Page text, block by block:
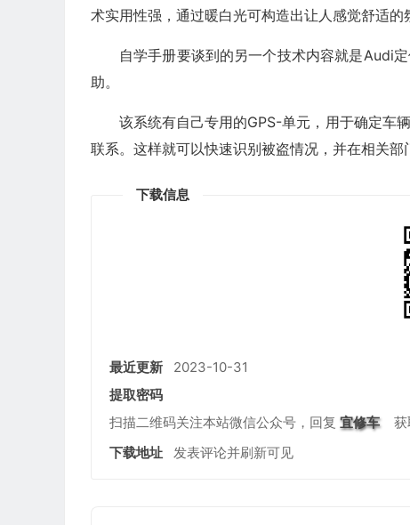
术实用性强，通过暖白光可构造出让人感觉舒适的
自学手册要谈到的另一个技术内容就是Audi
助。
该系统有自己专用的GPS-单元，用于确定车
联系。这样就可以快速识别被盗情况，并在相关部
下载信息
最近更新
2023-10-31
提取密码
扫描二维码关注本站微信公众号，回复 宜修车
下载地址
发表评论并刷新可见